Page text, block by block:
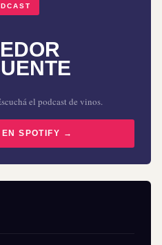
el podcast de vinos.
SPOTIFY →